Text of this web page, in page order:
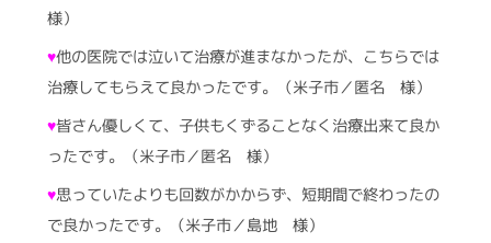
様）
♥他の医院では泣いて治療が進まなかったが、こちらでは
治療してもらえて良かったです。（米子市／匿名 様）
♥皆さん優しくて、子供もくずることなく治療出来て良か
ったです。（米子市／匿名 様）
♥思っていたよりも回数がかからず、短期間で終わったの
で良かったです。（米子市／島地 様）